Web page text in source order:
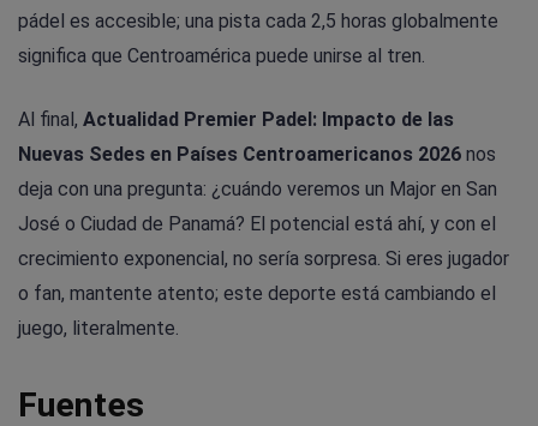
pádel es accesible; una pista cada 2,5 horas globalmente
significa que Centroamérica puede unirse al tren.
Al final, Actualidad Premier Padel: Impacto de las
Nuevas Sedes en Países Centroamericanos 2026 nos
deja con una pregunta: ¿cuándo veremos un Major en San
José o Ciudad de Panamá? El potencial está ahí, y con el
crecimiento exponencial, no sería sorpresa. Si eres jugador
o fan, mantente atento; este deporte está cambiando el
juego, literalmente.
Fuentes